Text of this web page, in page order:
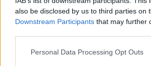
also be disclosed by us to third parties on
Downstream Participants that may further
Please note that this website/app uses
Personal Data Processing Opt Outs